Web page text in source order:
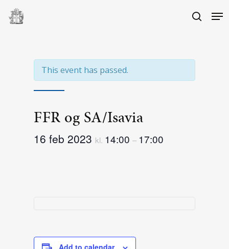
Skip
search
This event has passed.
FFR og SA/Isavia
16 feb 2023 kl. 14:00 – 17:00
Add to calendar